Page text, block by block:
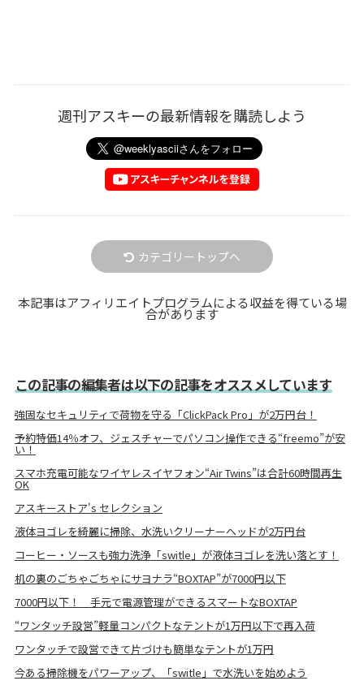
週刊アスキーの最新情報を購読しよう
カテゴリートップへ
本記事はアフィリエイトプログラムによる収益を得ている場
合があります
この記事の編集者は以下の記事をオススメしています
強固なセキュリティで荷物を守る「ClickPack Pro」が2万円台！
予約特価14％オフ、ジェスチャーでパソコン操作できる“freemo”が安
い！
スマホ充電可能なワイヤレスイヤフォン“Air Twins”は合計60時間再生
OK
アスキーストア's セレクション
液体ヨゴレを綺麗に掃除、水洗いクリーナーヘッドが2万円台
コーヒー・ソースも強力洗浄「switle」が液体ヨゴレを洗い落とす！
机の裏のごちゃごちゃにサヨナラ“BOXTAP”が7000円以下
7000円以下！ 手元で電源管理ができるスマートなBOXTAP
“ワンタッチ設営”軽量コンパクトなテントが1万円以下で再入荷
ワンタッチで設営できて片づけも簡単なテントが1万円
今ある掃除機をパワーアップ、「switle」で水洗いを始めよう